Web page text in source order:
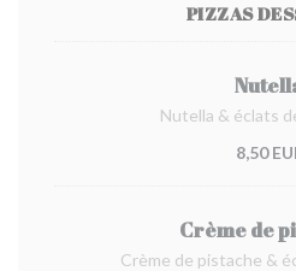
PIZZAS
Nutella & éclats
8,50
Crème de
Crème de pistache &